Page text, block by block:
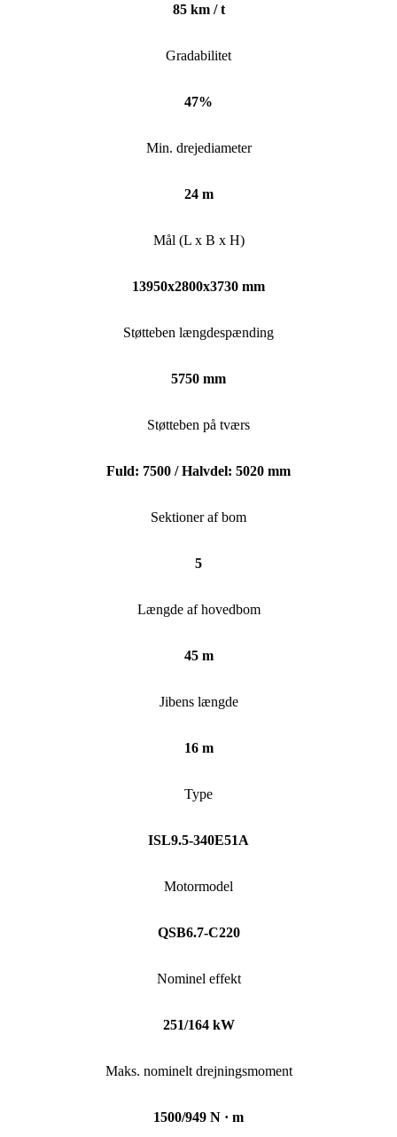
85 km / t
Gradabilitet
47%
Min. drejediameter
24 m
Mål (L x B x H)
13950x2800x3730 mm
Støtteben længdespænding
5750 mm
Støtteben på tværs
Fuld: 7500 / Halvdel: 5020 mm
Sektioner af bom
5
Længde af hovedbom
45 m
Jibens længde
16 m
Type
ISL9.5-340E51A
Motormodel
QSB6.7-C220
Nominel effekt
251/164 kW
Maks. nominelt drejningsmoment
1500/949 N · m